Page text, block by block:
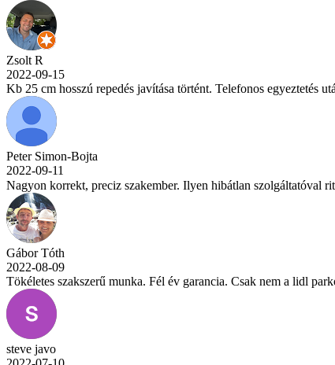
Zsolt R
2022-09-15
Kb 25 cm hosszú repedés javítása történt. Telefonos egyeztetés
Peter Simon-Bojta
2022-09-11
Nagyon korrekt, preciz szakember. Ilyen hibátlan szolgáltatóval
Gábor Tóth
2022-08-09
Tökéletes szakszerű munka. Fél év garancia. Csak nem a lidl
steve javo